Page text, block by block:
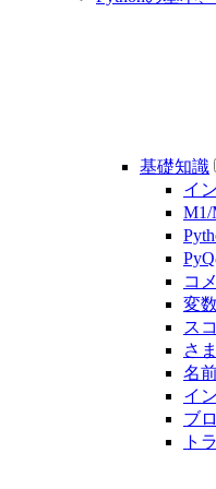
基礎知識
イ
M1/
コ
変数
ス
さ
名
イ
ブ
ト